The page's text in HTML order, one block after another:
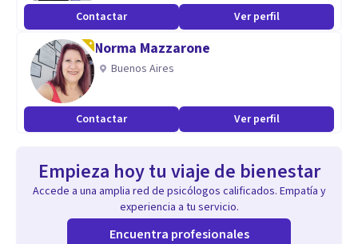
Contactar Ver perfil
Norma Mazzarone
Buenos Aires
Contactar Ver perfil
Empieza hoy tu viaje de bienestar
Accede a una amplia red de psicólogos calificados. Empatía y
experiencia a tu servicio.
Encuentra profesionales